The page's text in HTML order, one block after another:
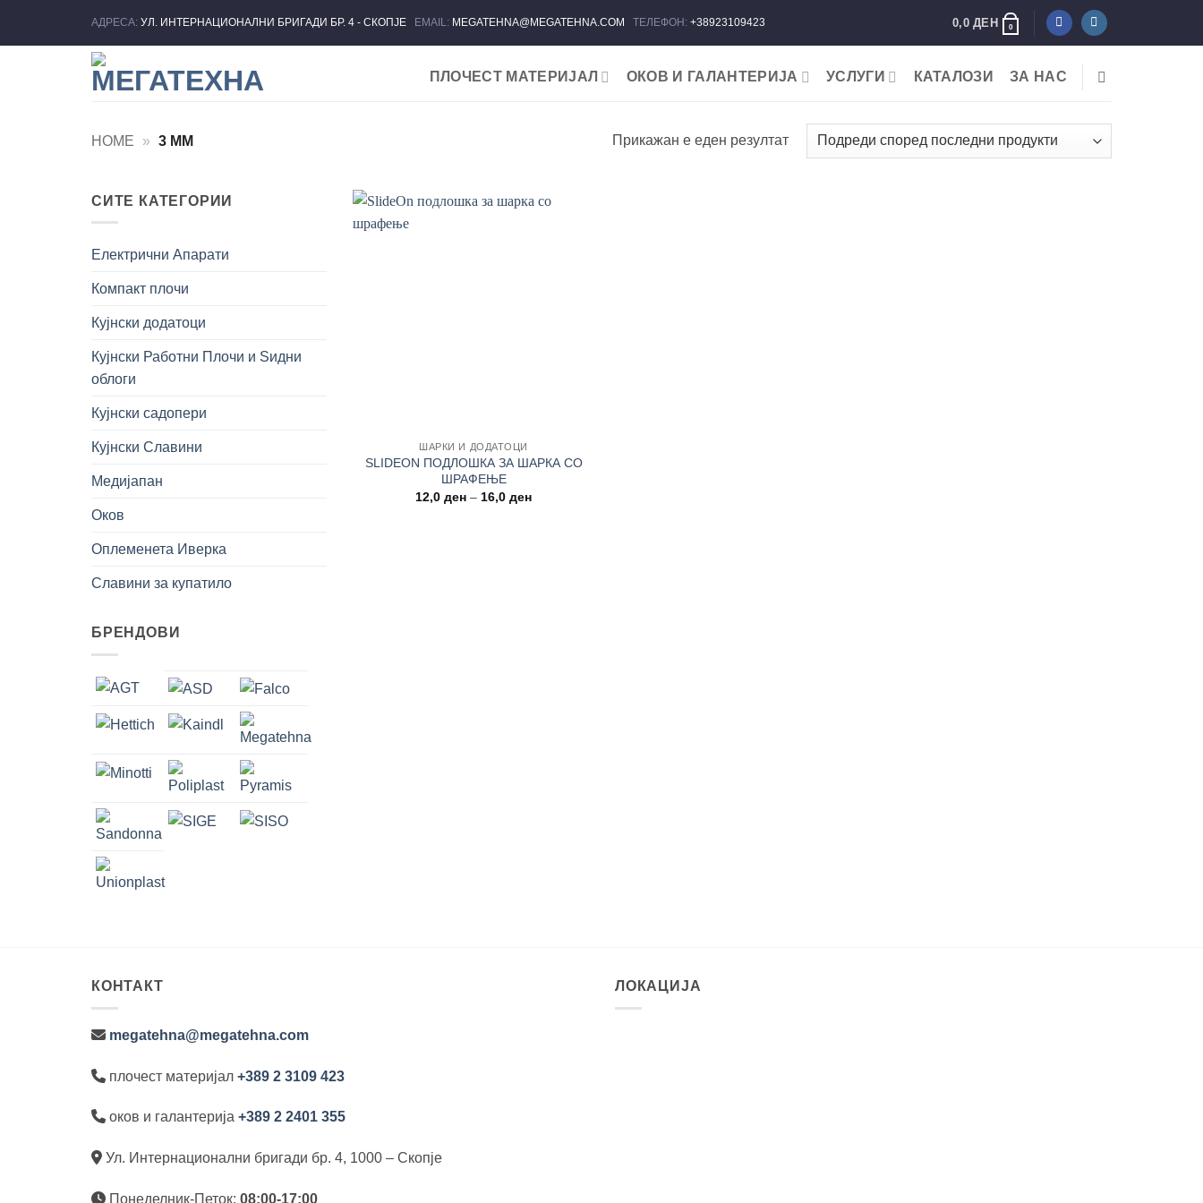
АДРЕСА: УЛ. ИНТЕРНАЦИОНАЛНИ БРИГАДИ БР. 4 - СКОПЈЕ EMAIL: MEGATEHNA@MEGATEHNA.COM ТЕЛЕФОН: +38923109423 0,0ДЕН 0
ПЛОЧЕСТ МАТЕРИЈАЛ ОКОВ И ГАЛАНТЕРИЈА УСЛУГИ КАТАЛОЗИ ЗА НАС
HOME » 3 MM Прикажан е еден резултат
СИТЕ КАТЕГОРИИ
Електрични Апарати
Компакт плочи
Кујнски додатоци
Кујнски Работни Плочи и Ѕидни
облоги
Кујнски садопери
Кујнски Славини
Медијапан
Оков
Оплеменета Иверка
Славини за купатило
БРЕНДОВИ
ШАРКИ И ДОДАТОЦИ
SLIDEON ПОДЛОШКА ЗА ШАРКА СО
ШРАФЕЊЕ
12,0ден – 16,0денPrice
КОНТАКТ
megatehna@megatehna.com
плочест материјал +389 2 3109 423
оков и галантерија +389 2 2401 355
Ул. Интернационални бригади бр. 4, 1000 – Скопје
Понеделник-Петок: 08:00-17:00
ЛОКАЦИЈА